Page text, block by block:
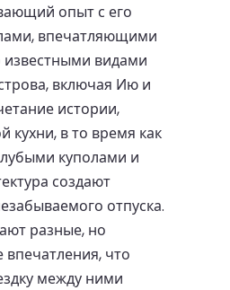
опыт с его
впечатляющими
видами
включая Ию и
истории,
кухни, в то время как
куполами и
создают
отпуска.
разные, но
что
между ними